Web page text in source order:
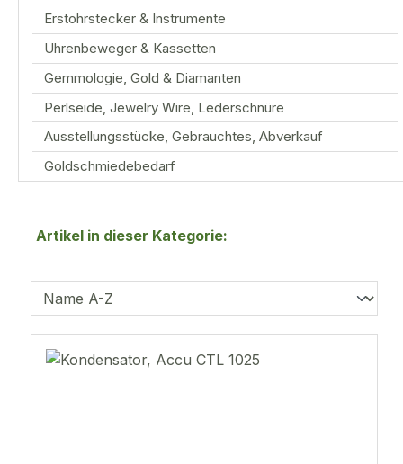
Erstohrstecker & Instrumente
Uhrenbeweger & Kassetten
Gemmologie, Gold & Diamanten
Perlseide, Jewelry Wire, Lederschnüre
Ausstellungsstücke, Gebrauchtes, Abverkauf
Goldschmiedebedarf
Artikel in dieser Kategorie: